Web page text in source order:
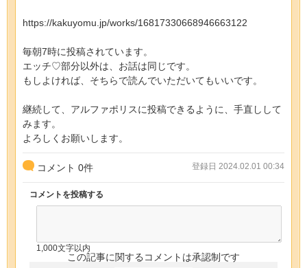
https://kakuyomu.jp/works/16817330668946663122
毎朝7時に投稿されています。
エッチ♡部分以外は、お話は同じです。
もしよければ、そちらで読んでいただいてもいいです。
継続して、アルファポリスに投稿できるように、手直しして
みます。
よろしくお願いします。
コメント 0件 登録日 2024.02.01 00:34
コメントを投稿する
1,000文字以内
この記事に関するコメントは承認制です